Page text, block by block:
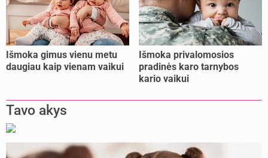
Išmoka gimus vienu metu
daugiau kaip vienam vaikui
Išmoka privalomosios
pradinės karo tarnybos
kario vaikui
Tavo akys